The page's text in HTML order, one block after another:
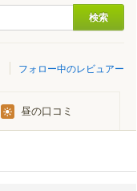
フォロー中のレビュアー
昼の口コミ